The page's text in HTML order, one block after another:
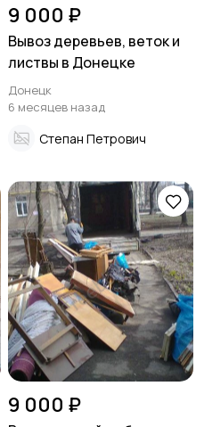
9 000 ₽
Вывоз деревьев, веток и
листвы в Донецке
Донецк
6 месяцев назад
Степан Петрович
9 000 ₽